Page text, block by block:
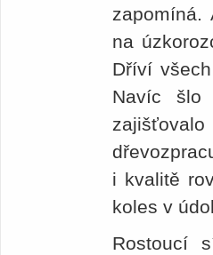
na
Dříví
Navíc šlo
i kvalitě
koles v
Rostoucí